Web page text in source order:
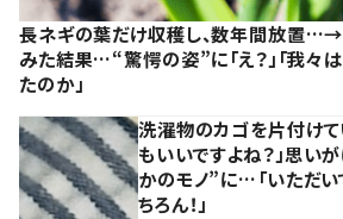
長ネギの葉だけ収穫し、数年間放置…→
みた結果…“驚愕の姿”に「え？」「我々
たのか」
洗濯物のカゴを片付けて
もいいですよね？」思い
かのモノ”に…「いただい
ちろん！」